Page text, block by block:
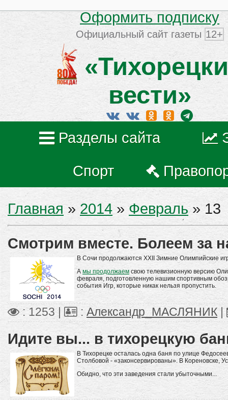
Оформить подписку
Официальный сайт газеты 12+
вести»
Разделы сайта
Спорт
Главная » 2014 » Февраль » 13
Смотрим вместе. Болеем за
В Сочи продолжаются ХХII Зимние Олимпийские
А мы продолжаем свою телевизионную версию
февраля, подготовленную нашим спортивным
события Игр, которые никак нельзя пропустить.
: 1253 | : Александр_МАСЛЯНИК|
Идите вы... в тихорецкую
В Тихорецке осталась одна баня по улице
Столбовой - «законсервированы». В Кореновске,
Обидно, что эти заведения стали убыточными...